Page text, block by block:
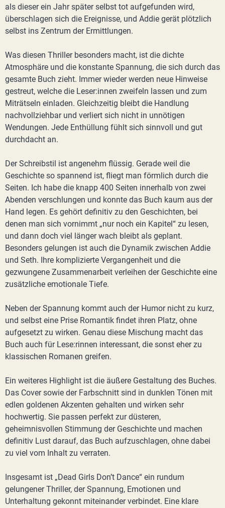
als dieser ein Jahr später selbst tot aufgefunden wird,
überschlagen sich die Ereignisse, und Addie gerät plötzlich
selbst ins Zentrum der Ermittlungen.
Was diesen Thriller besonders macht, ist die dichte
Atmosphäre und die konstante Spannung, die sich durch das
gesamte Buch zieht. Immer wieder werden neue Hinweise
gestreut, welche die Leser:innen zweifeln lassen und zum
Miträtseln einladen. Gleichzeitig bleibt die Handlung
nachvollziehbar und verliert sich nicht in unnötigen
Wendungen. Jede Enthüllung fühlt sich sinnvoll und gut
durchdacht an.
Der Schreibstil ist angenehm flüssig. Gerade weil die
Geschichte so spannend ist, fliegt man förmlich durch die
Seiten. Ich habe die knapp 400 Seiten innerhalb von zwei
Abenden verschlungen und konnte das Buch kaum aus der
Hand legen. Es gehört definitiv zu den Geschichten, bei
denen man sich vornimmt „nur noch ein Kapitel“ zu lesen,
und dann doch viel länger wach bleibt als geplant.
Besonders gelungen ist auch die Dynamik zwischen Addie
und Seth. Ihre komplizierte Vergangenheit und die
gezwungene Zusammenarbeit verleihen der Geschichte eine
zusätzliche emotionale Tiefe.
Neben der Spannung kommt auch der Humor nicht zu kurz,
und selbst eine Prise Romantik findet ihren Platz, ohne
aufgesetzt zu wirken. Genau diese Mischung macht das
Buch auch für Lese:rinnen interessant, die sonst eher zu
klassischen Romanen greifen.
Ein weiteres Highlight ist die äußere Gestaltung des Buches.
Das Cover sowie der Farbschnitt sind in dunklen Tönen mit
edlen goldenen Akzenten gehalten und wirken sehr
hochwertig. Sie passen perfekt zur düsteren,
geheimnisvollen Stimmung der Geschichte und machen
definitiv Lust darauf, das Buch aufzuschlagen, ohne dabei
zu viel vom Inhalt zu verraten.
Insgesamt ist „Dead Girls Don’t Dance“ ein rundum
gelungener Thriller, der Spannung, Emotionen und
Unterhaltung gekonnt miteinander verbindet. Eine klare